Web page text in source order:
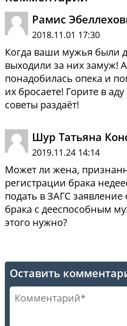
Рамис
2018.11.01 17:30
Когда ваши мужья были
выходили за них замуж!
понадобилась опека и
их бросаете! Горите в аду
советы раздаёт!
Шур Татьяна
2019.11.24 14:14
Может ли жена,
регистрации брака
подать в ЗАГС
брака с дееспособным
этого нужно?
Оставить